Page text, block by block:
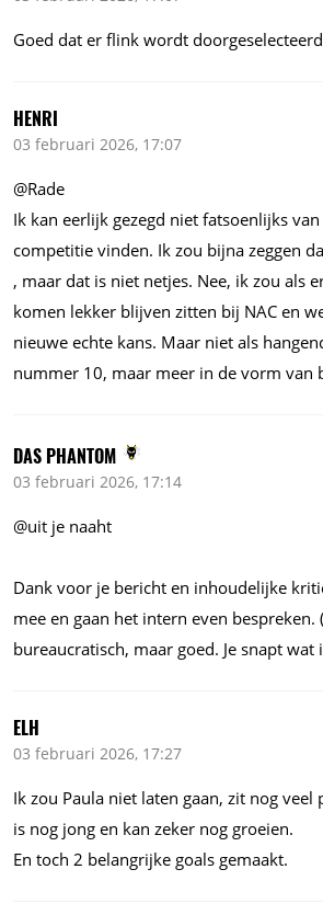
Goed dat er flink wordt doorgeselecteerd
HENRI
03 februari 2026, 17:07
@Rade
Ik kan eerlijk gezegd niet fatsoenlijks
competitie vinden. Ik zou bijna zeggen
, maar dat is niet netjes. Nee, ik zou als
komen lekker blijven zitten bij NAC en
nieuwe echte kans. Maar niet als
nummer 10, maar meer in de vorm van
DAS PHANTOM
03 februari 2026, 17:14
@uit je naaht
Dank voor je bericht en inhoudelijke
mee en gaan het intern even bespreken.
bureaucratisch, maar goed. Je snapt wat
ELH
03 februari 2026, 17:27
Ik zou Paula niet laten gaan, zit nog veel
is nog jong en kan zeker nog groeien.
En toch 2 belangrijke goals gemaakt.